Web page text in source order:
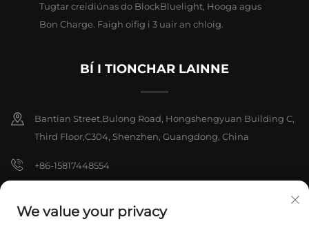
Tugtar creidiúnas do BlockBluelight, Hooga agus
Bon Charge. Faigh oifig i 3 uair an chloig.
BÍ I TIONCHAR LAINNE
Bantian Street,Bulong Road, Hongshengyuan Building C,
Third Floor,C304, Shenzhen, Guangdong, China
+86-15817448554
We value your privacy